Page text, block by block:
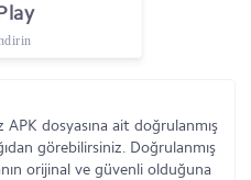
dosyasına ait doğrulanmış
görebilirsiniz. Doğrulanmış
orijinal ve güvenli olduğuna